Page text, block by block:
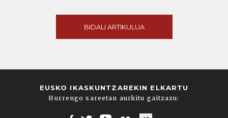
BIDALI ARTIKULUA
EUSKO IKASKUNTZAREKIN ELKARTU
Hurrengo sareetan aurkitu gaitzazu: